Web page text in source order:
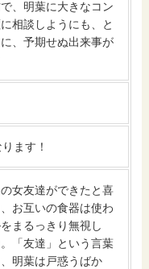
、明葉に大きなコン
相談しようにも、と
、予期せぬ出来事が
ます！
女友達ができたと喜
お互いの食器は使わ
まるっきり無視し
「友達」という言葉
明葉は戸惑うばか